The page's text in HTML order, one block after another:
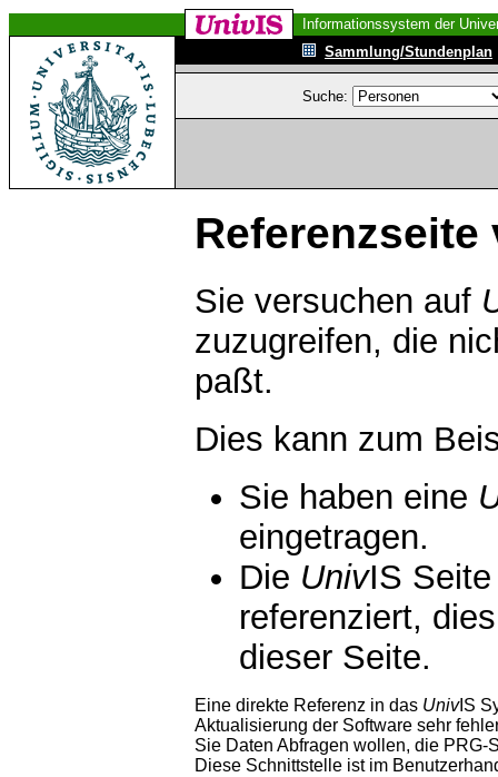
Informationssystem der
Sammlung/Stundenplan
Suche:
Referenzseite
Sie versuchen auf
zuzugreifen, die
paßt.
Dies kann zum
Sie haben eine
eingetragen.
Die UnivIS
referenziert,
dieser Seite.
Eine direkte Referenz in das UnivIS
Aktualisierung der Software sehr
Sie Daten Abfragen wollen, die PRG-
Diese Schnittstelle ist im